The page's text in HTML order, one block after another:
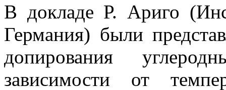
В докладе Р. Ариго
Германия) были
допирования
зависимости от